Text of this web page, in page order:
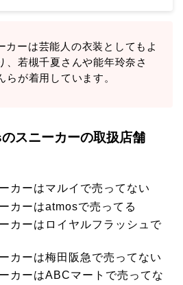
カーは芸能人の衣装としてもよ
、若槻千夏さんや能年玲奈さ
らが着用しています。
スニーカーの取扱店舗
カーはマルイで売ってない
カーはatmosで売ってる
カーはロイヤルフラッシュで
カーは梅田阪急で売ってない
カーはABCマートで売ってな